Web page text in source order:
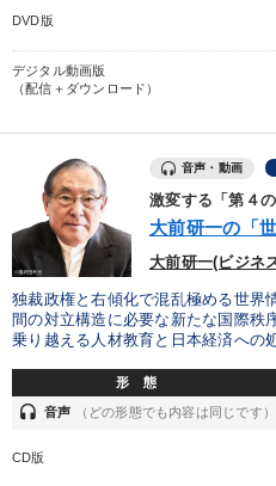
DVD版
デジタル動画版
（配信＋ダウンロード）
音声・動画
激変する「第４
大前研一の「
大前研一(ビジネ
独裁政権と右傾化で混乱極める世界
間の対立構造に必要な新たな国際秩
乗り越える人材教育と日本経済への
形 態
headset 音声 （どの形態でも内容は同じです）
CD版